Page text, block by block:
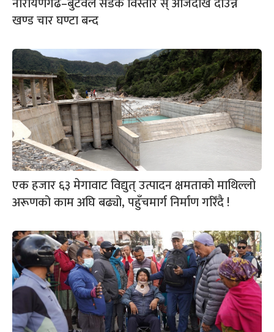
खण्ड चार घण्टा बन्द
एक हजार ६३ मेगावाट विद्युत् उत्पादन क्षमताको माथिल्लो
अरूणको काम अघि बढ्यो, पहुँचमार्ग निर्माण गरिँदै !